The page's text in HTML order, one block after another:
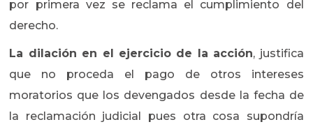
por primera vez se reclama el cumplimiento del
derecho.
La dilación en el ejercicio de la acción, justifica
que no proceda el pago de otros intereses
moratorios que los devengados desde la fecha de
la reclamación judicial pues otra cosa supondría